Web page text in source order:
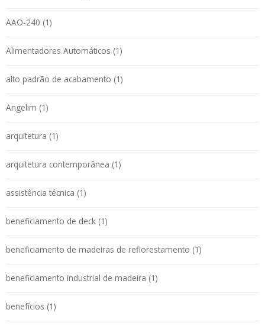
AAO-240 (1)
Alimentadores Automáticos (1)
alto padrão de acabamento (1)
Angelim (1)
arquitetura (1)
arquitetura contemporânea (1)
assistência técnica (1)
beneficiamento de deck (1)
beneficiamento de madeiras de reflorestamento (1)
beneficiamento industrial de madeira (1)
benefícios (1)